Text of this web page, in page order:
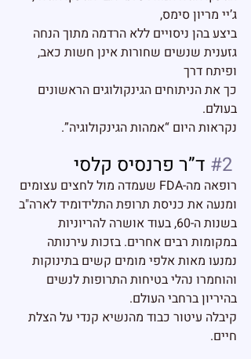
ג’יי מריון סימס,
ביצע בהן ניסויים ללא הרדמה מתוך הנחה
גזענית שנשים שחורות אינן חשות כאב,
ופיתח דרך
כך את הניתוחים הגינקולוגים הראשונים
בעולם.
נקראות היום “אמהות הגינקולוגיה”.
#2 ד”ר פרנסיס קלסי
רופאה מה-FDA שעמדה מול לחצים עצומים
ומנעה את כניסת תרופת התלידומיד לארה"ב
בשנות ה-60, בעוד אושרה להריוניות
במקומות רבים אחרים. בזכות עירנותה
נמנעו מאות אלפי מומים קשים בתינוקות
והוחמרו נהלי בטיחות התרופות לנשים
בהיריון ברחבי העולם.
קיבלה עיטור כבוד מהנשיא קנדי על הצלת
חיים.